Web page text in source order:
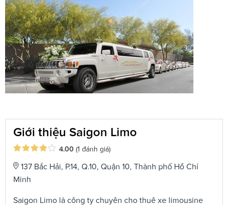
Giới thiệu Saigon Limo
4.00 (1 đánh giá)
137 Bắc Hải, P.14, Q.10, Quận 10, Thành phố Hồ Chí
Minh
Saigon Limo là công ty chuyên cho thuê xe limousine